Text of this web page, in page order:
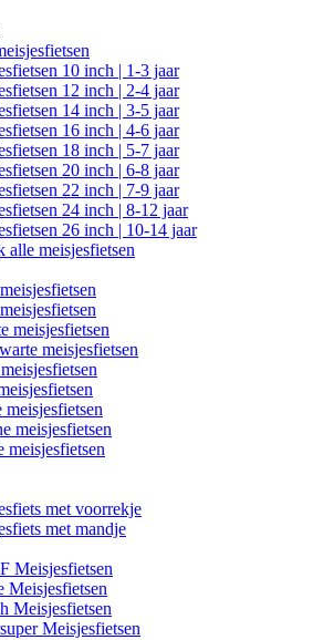
10 inch | 1-3 jaar
12 inch | 2-4 jaar
14 inch | 3-5 jaar
16 inch | 4-6 jaar
18 inch | 5-7 jaar
20 inch | 6-8 jaar
22 inch | 7-9 jaar
24 inch | 8-12 jaar
26 inch | 10-14 jaar
alle meisjesfietsen
meisjesfietsen
meisjesfietsen
meisjesfietsen
meisjesfietsen
met voorrekje
met mandje
Meisjesfietsen
Meisjesfietsen
Meisjesfietsen
Meisjesfietsen